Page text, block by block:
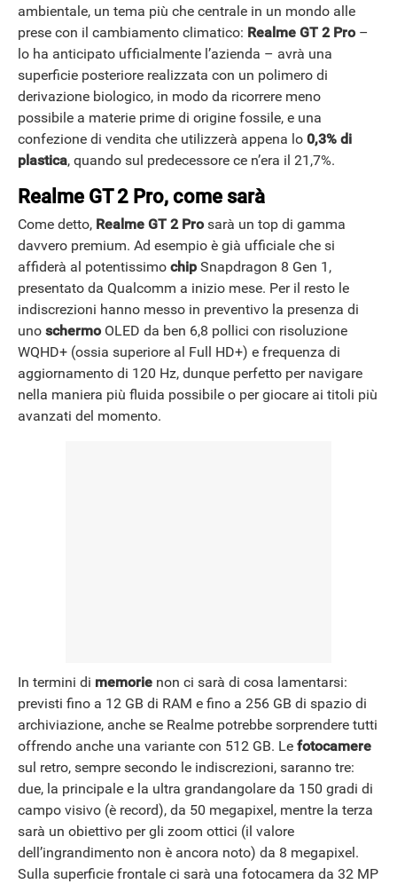
ambientale, un tema più che centrale in un mondo alle
prese con il cambiamento climatico: Realme GT 2 Pro–
lo ha anticipato ufficialmente l’azienda – avrà una
superficie posteriore realizzata con un polimero di
derivazione biologico, in modo da ricorrere meno
possibile a materie prime di origine fossile, e una
confezione di vendita che utilizzerà appena lo 0,3% di
plastica, quando sul predecessore ce n’era il 21,7%.
Realme GT 2 Pro, come sarà
Come detto, Realme GT 2 Prosarà un top di gamma
davvero premium. Ad esempio è già ufficiale che si
affiderà al potentissimo chip Snapdragon 8 Gen 1,
presentato da Qualcomm a inizio mese. Per il resto le
indiscrezioni hanno messo in preventivo la presenza di
uno schermoOLED da ben 6,8 pollici con risoluzione
WQHD+ (ossia superiore al Full HD+) e frequenza di
aggiornamento di 120 Hz, dunque perfetto per navigare
nella maniera più fluida possibile o per giocare ai titoli più
avanzati del momento.
In termini di memorie non ci sarà di cosa lamentarsi:
previsti fino a 12 GB di RAM e fino a 256 GB di spazio di
archiviazione, anche se Realme potrebbe sorprendere tutti
offrendo anche una variante con 512 GB. Le fotocamere
sul retro, sempre secondo le indiscrezioni, saranno tre:
due, la principale e la ultra grandangolare da 150 gradi di
campo visivo (è record), da 50 megapixel, mentre la terza
sarà un obiettivo per gli zoom ottici (il valore
dell’ingrandimento non è ancora noto) da 8 megapixel.
Sulla superficie frontale ci sarà una fotocamera da 32 MP